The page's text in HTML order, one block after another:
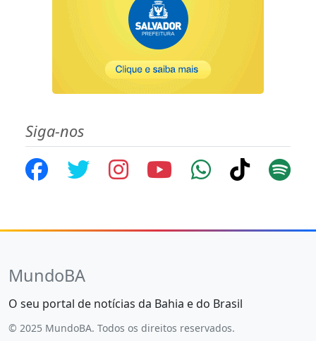
Siga-nos
MundoBA
O seu portal de notícias da Bahia e do Brasil
© 2025 MundoBA. Todos os direitos reservados.